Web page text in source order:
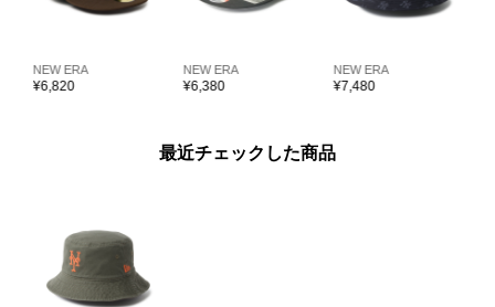
NEW ERA
¥6,820
NEW ERA
¥6,380
NEW ERA
¥7,480
最近チェックした商品